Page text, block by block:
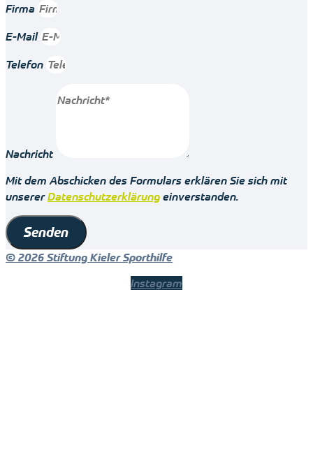
Firma
E-Mail
Telefon
Nachricht
Mit dem Abschicken des Formulars erklären Sie sich mit
unsererDatenschutzerklärung einverstanden.
Senden
© 2026 Stiftung Kieler Sporthilfe
Instagram